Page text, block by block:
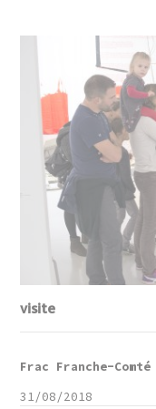
visite
Frac Franche-Comté
31/08/2018